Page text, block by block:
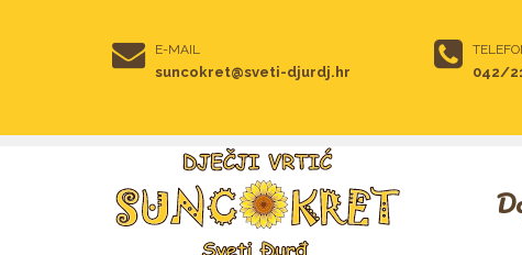
E-MAIL
suncokret@sveti-djurdj.hr 042/